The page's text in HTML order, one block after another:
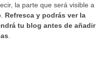
la parte que será visible a
Refresca y podrás ver la
tu blog antes de añadir